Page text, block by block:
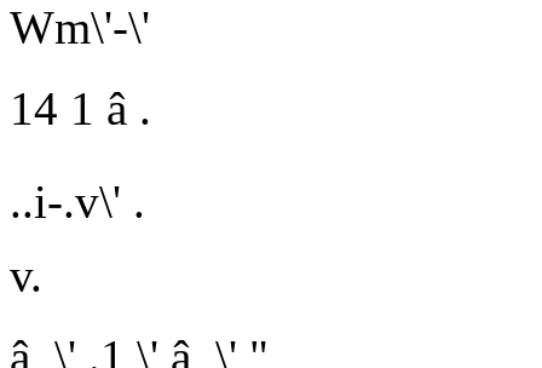
Wm\'-\'
14 1 â .
..i-.v\' .
v.
â \' .1 \' â \' "